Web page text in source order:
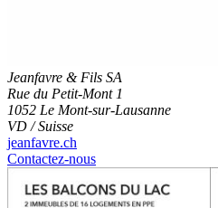
Jeanfavre & Fils SA
Rue du Petit-Mont 1
1052 Le Mont-sur-Lausanne
VD / Suisse
jeanfavre.ch
Contactez-nous